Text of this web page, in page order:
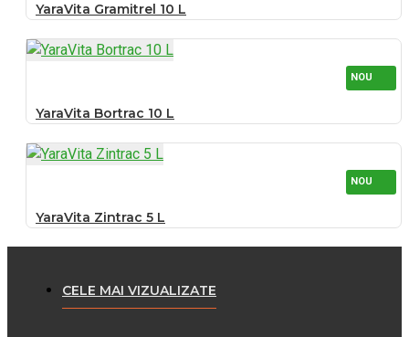
YaraVita Gramitrel 10 L
NOU
YaraVita Bortrac 10 L
NOU
YaraVita Zintrac 5 L
CELE MAI VIZUALIZATE